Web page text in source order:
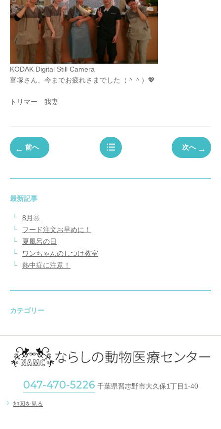
KODAK Digital Still Camera
富塚さん、今までお疲れさまでした（＾＾）💖
トリマー 我妻
前へ 次へ
最新記事
8月🌞
フード注文お早めに！
夏風呂の日
ワンちゃんのしつけ教室
熱中症に注意！
カテゴリー
047-470-5226 千葉県習志野市大久保1丁目1-40
地図を見る